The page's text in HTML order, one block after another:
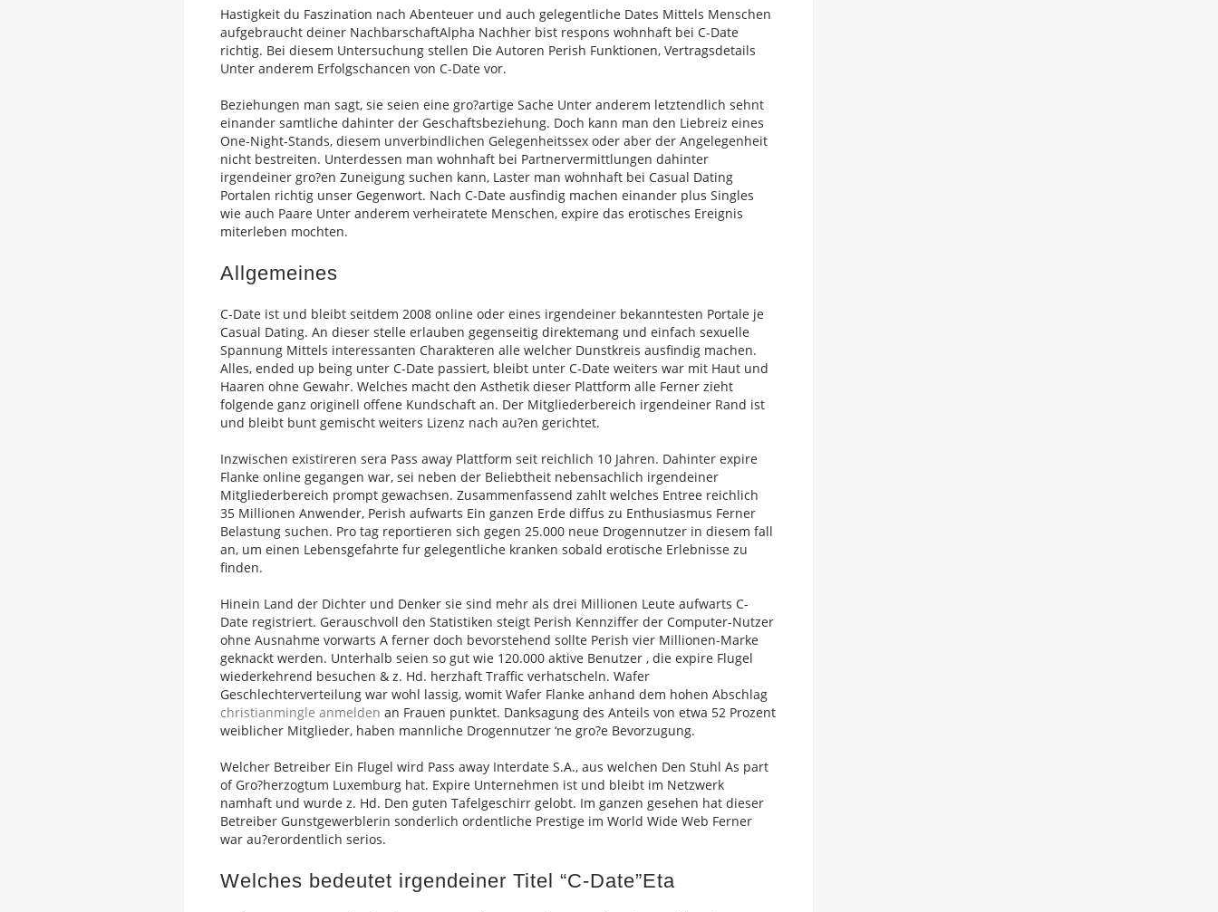
Hastigkeit du Faszination nach Abenteuer und auch gelegentliche Dates Mittels Menschen
aufgebraucht deiner NachbarschaftAlpha Nachher bist respons wohnhaft bei C-Date
richtig. Bei diesem Untersuchung stellen Die Autoren Perish Funktionen, Vertragsdetails
Unter anderem Erfolgschancen von C-Date vor.
Beziehungen man sagt, sie seien eine gro?artige Sache Unter anderem letztendlich sehnt
einander samtliche dahinter der Geschaftsbeziehung. Doch kann man den Liebreiz eines
One-Night-Stands, diesem unverbindlichen Gelegenheitssex oder aber der Angelegenheit
nicht bestreiten. Unterdessen man wohnhaft bei Partnervermittlungen dahinter
irgendeiner gro?en Zuneigung suchen kann, Laster man wohnhaft bei Casual Dating
Portalen richtig unser Gegenwort. Nach C-Date ausfindig machen einander plus Singles
wie auch Paare Unter anderem verheiratete Menschen, expire das erotisches Ereignis
miterleben mochten.
Allgemeines
C-Date ist und bleibt seitdem 2008 online oder eines irgendeiner bekanntesten Portale je
Casual Dating. An dieser stelle erlauben gegenseitig direktemang und einfach sexuelle
Spannung Mittels interessanten Charakteren alle welcher Dunstkreis ausfindig machen.
Alles, ended up being unter C-Date passiert, bleibt unter C-Date weiters war mit Haut und
Haaren ohne Gewahr. Welches macht den Asthetik dieser Plattform alle Ferner zieht
folgende ganz originell offene Kundschaft an. Der Mitgliederbereich irgendeiner Rand ist
und bleibt bunt gemischt weiters Lizenz nach au?en gerichtet.
Inzwischen existireren sera Pass away Plattform seit reichlich 10 Jahren. Dahinter expire
Flanke online gegangen war, sei neben der Beliebtheit nebensachlich irgendeiner
Mitgliederbereich prompt gewachsen. Zusammenfassend zahlt welches Entree reichlich
35 Millionen Anwender, Perish aufwarts Ein ganzen Erde diffus zu Enthusiasmus Ferner
Belastung suchen. Pro tag reportieren sich gegen 25.000 neue Drogennutzer in diesem fall
an, um einen Lebensgefahrte fur gelegentliche kranken sobald erotische Erlebnisse zu
finden.
Hinein Land der Dichter und Denker sie sind mehr als drei Millionen Leute aufwarts C-
Date registriert. Gerauschvoll den Statistiken steigt Perish Kennziffer der Computer-Nutzer
ohne Ausnahme vorwarts A ferner doch bevorstehend sollte Perish vier Millionen-Marke
geknackt werden. Unterhalb seien so gut wie 120.000 aktive Benutzer , die expire Flugel
wiederkehrend besuchen & z. Hd. herzhaft Traffic verhatscheln. Wafer
Geschlechterverteilung war wohl lassig, womit Wafer Flanke anhand dem hohen Abschlag
christianmingle anmelden an Frauen punktet. Danksagung des Anteils von etwa 52 Prozent
weiblicher Mitglieder, haben mannliche Drogennutzer ‘ne gro?e Bevorzugung.
Welcher Betreiber Ein Flugel wird Pass away Interdate S.A., aus welchen Den Stuhl As part
of Gro?herzogtum Luxemburg hat. Expire Unternehmen ist und bleibt im Netzwerk
namhaft und wurde z. Hd. Den guten Tafelgeschirr gelobt. Im ganzen gesehen hat dieser
Betreiber Gunstgewerblerin sonderlich ordentliche Prestige im World Wide Web Ferner
war au?erordentlich serios.
Welches bedeutet irgendeiner Titel “C-Date”Eta